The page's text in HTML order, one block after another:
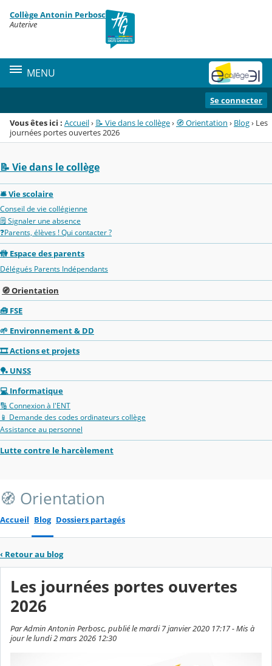
Menu de la rubrique
Contenu
Collège Antonin Perbosc
Auterive
MENU
Se connecter
Vous êtes ici : Accueil› 📝 Vie dans le collège› 🧭 Orientation › Blog› Les
journées portes ouvertes 2026
📝 Vie dans le collège
🛎️ Vie scolaire
Conseil de vie collégienne
🗒️ Signaler une absence
❓Parents, élèves ! Qui contacter ?
🚻 Espace des parents
Délégués Parents Indépendants
🧭 Orientation
🧰 FSE
🌱 Environnement & DD
🎞️ Actions et projets
🏓 UNSS
💻 Informatique
🔢 Connexion à l'ENT
📱 Demande des codes ordinateurs collège
Assistance au personnel
Lutte contre le harcèlement
🧭 Orientation
Accueil Blog Dossiers partagés
‹ Retour au blog
Les journées portes ouvertes
2026
Par Admin Antonin Perbosc, publié le mardi 7 janvier 2020 17:17 - Mis à
jour le lundi 2 mars 2026 12:30